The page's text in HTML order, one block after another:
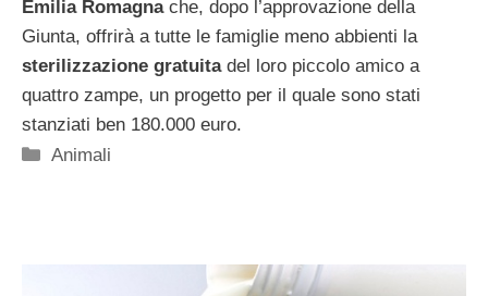
Emilia Romagna che, dopo l’approvazione della
Giunta, offrirà a tutte le famiglie meno abbienti la
sterilizzazione gratuita del loro piccolo amico a
quattro zampe, un progetto per il quale sono stati
stanziati ben 180.000 euro.
Categorie
Animali